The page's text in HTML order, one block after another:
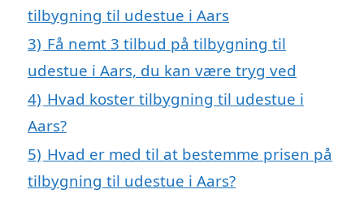
tilbygning til udestue i Aars
3) Få nemt 3 tilbud på tilbygning til
udestue i Aars, du kan være tryg ved
4) Hvad koster tilbygning til udestue i
Aars?
5) Hvad er med til at bestemme prisen på
tilbygning til udestue i Aars?